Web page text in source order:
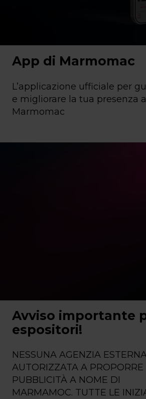
App di Marmomac
L’applicazione ufficiale per
e migliorare la tua presenza a
Marmomac
Avviso importante
espositori!
NESSUNA AGENZIA
AUTORIZZATA A PROPORRE
PUBBLICITÀ A NOME DI
MARMAMOC. TUTTE LE